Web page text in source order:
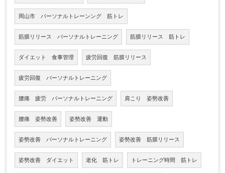
岡山市 パーソナルトレーンング 筋トレ
筋膜リリース パーソナルトレーニング 筋膜リリース 筋トレ
ダイエット 食事管理 疲労回復 筋膜リリース
疲労回復 パーソナルトレーニング
腰痛 疲労 パーソナルトレーニング 肩こり 姿勢改善
腰痛 姿勢改善 姿勢改善 運動
姿勢改善 パーソナルトレーニング 姿勢改善 筋膜リリース
姿勢改善 ダイエット 老化 筋トレ トレーニング時間 筋トレ